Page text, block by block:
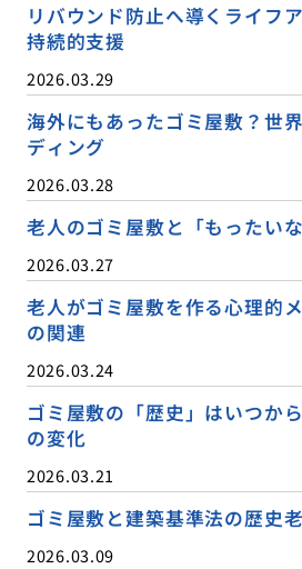
リバウンド防止へ導くライフ
持続的支援
2026.03.29
海外にもあったゴミ屋敷？世
ディング
2026.03.28
老人のゴミ屋敷と「もったい
2026.03.27
老人がゴミ屋敷を作る心理的
の関連
2026.03.24
ゴミ屋敷の「歴史」はいつか
の変化
2026.03.21
ゴミ屋敷と建築基準法の歴史
2026.03.09